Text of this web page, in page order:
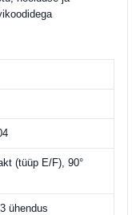
(tüüp E/F), 90°
ühendus